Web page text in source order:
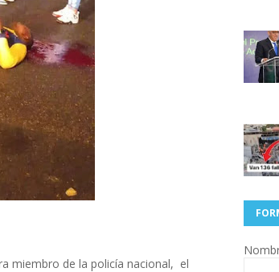
miembro de la policía nacional, el